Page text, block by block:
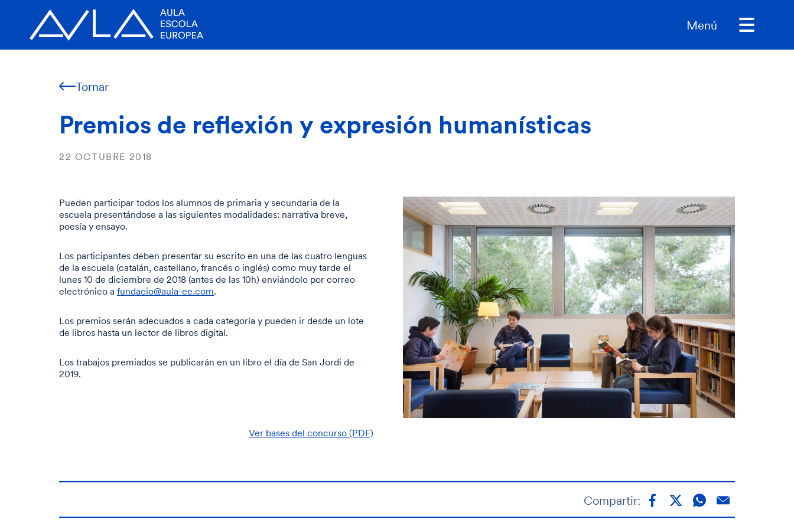
Menú
Tornar
Premios de reflexión y expresión humanísticas
22 OCTUBRE 2018
Pueden participar todos los alumnos de primaria y secundaria de la
escuela presentándose a las siguientes modalidades: narrativa breve,
poesía y ensayo.
Los participantes deben presentar su escrito en una de las cuatro lenguas
de la escuela (catalán, castellano, francés o inglés) como muy tarde el
lunes 10 de diciembre de 2018 (antes de las 10h) enviándolo por correo
electrónico a fundacio@aula-ee.com.
Los premios serán adecuados a cada categoría y pueden ir desde un lote
de libros hasta un lector de libros digital.
Los trabajos premiados se publicarán en un libro el día de San Jordi de
2019.
Ver bases del concurso (PDF)
Compartir: